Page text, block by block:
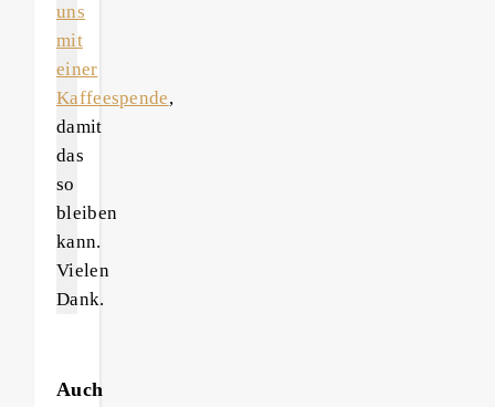
uns
mit
einer
Kaffeespende,
damit
das
so
bleiben
kann.
Vielen
Dank.
Auch